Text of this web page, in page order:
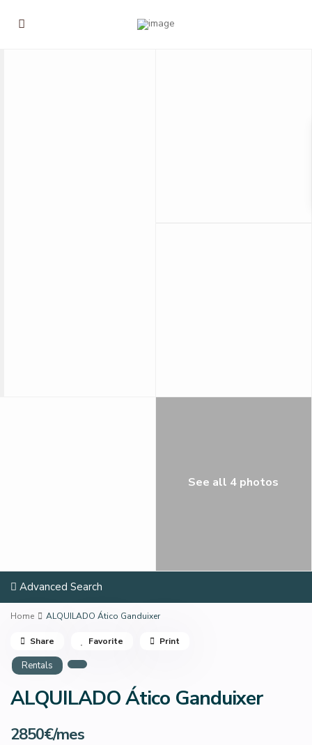
See all 4 photos
Advanced Search
Home ALQUILADO Ático Ganduixer
Rentals
ALQUILADO Ático Ganduixer
2850€/mes
Share Favorite Print